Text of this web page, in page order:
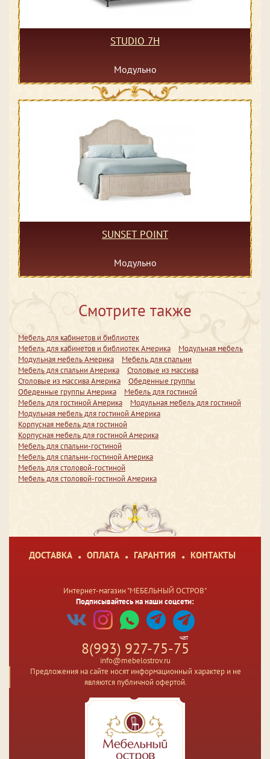
STUDIO 7H
Модульно
SUNSET POINT
Модульно
Смотрите также
Мебель для кабинетов и библиотек
Мебель для кабинетов и библиотек Америка
Модульная мебель
Модульная мебель Америка
Мебель для спальни
Мебель для спальни Америка
Столовые из массива
Столовые из массива Америка
Обеденные группы
Обеденные группы Америка
Мебель для гостиной
Мебель для гостиной Америка
Модульная мебель для гостиной
Модульная мебель для гостиной Америка
Корпусная мебель для гостиной
Корпусная мебель для гостиной Америка
Мебель для спальни-гостиной
Мебель для спальни-гостиной Америка
Мебель для столовой-гостиной
Мебель для столовой-гостиной Америка
ДОСТАВКА ОПЛАТА ГАРАНТИЯ КОНТАКТЫ
Интернет-магазин "МЕБЕЛЬНЫЙ ОСТРОВ"
Подписывайтесь на наши соцсети:
чат
8(993) 927-75-75
info@mebelostrov.ru
Предложения на сайте носят информационный характер и не
являются публичной офертой.